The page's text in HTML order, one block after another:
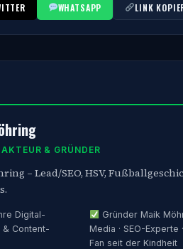
WHATSAPP LINK
& GRÜNDER
– Lead/SEO, HSV,
Digital-
& Content-
Gründer Maik
Media · SEO-Experte
Fan seit der Kindheit